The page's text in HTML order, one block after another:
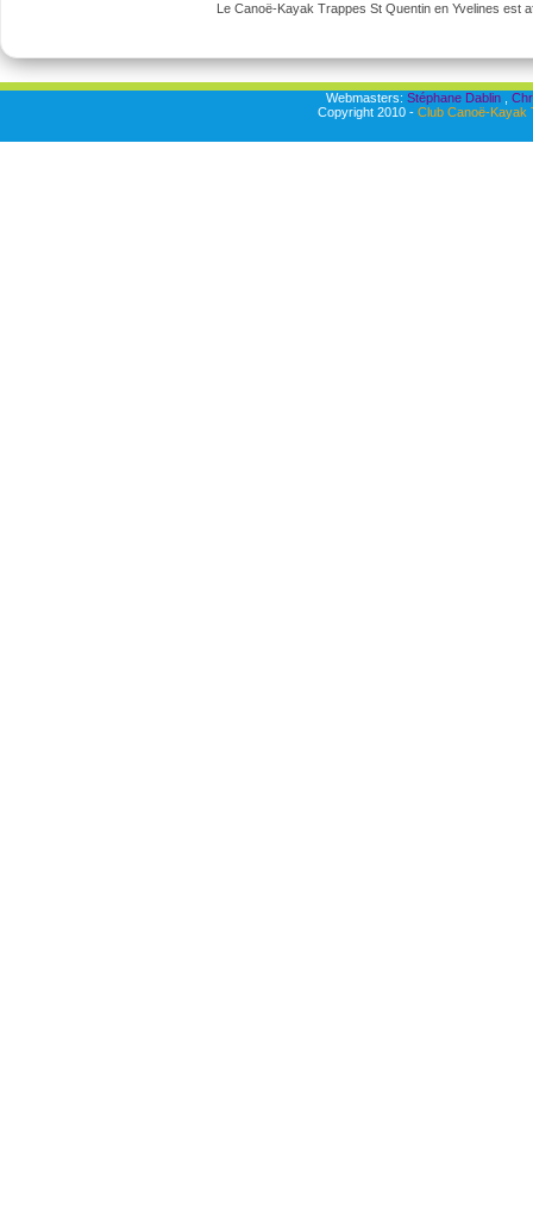
Le Canoë-Kayak Trappes St Quentin en Yvelines est
Webmasters: Stéphane Dablin,
Copyright 2010 - Club Canoë-Kayak